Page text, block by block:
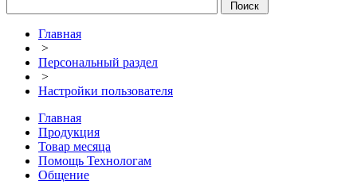
Главная
>
Персональный раздел
>
Настройки пользователя
Главная
Продукция
Товар месяца
Помощь Технологам
Общение